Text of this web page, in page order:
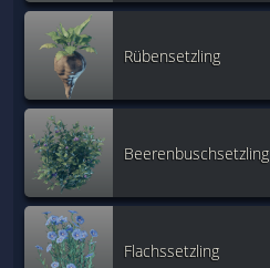
Rübensetzling
Beerenbuschsetzling
Flachssetzling